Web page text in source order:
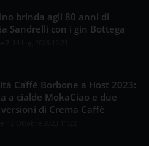
brinda agli 80 anni di
Sandrelli con i gin Bottega
Caffè Borbone a Host 2023:
a cialde MokaCiao e due
di Crema Caffè